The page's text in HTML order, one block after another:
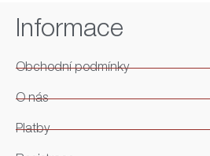
Informace
Obchodní podmínky
O nás
Platby